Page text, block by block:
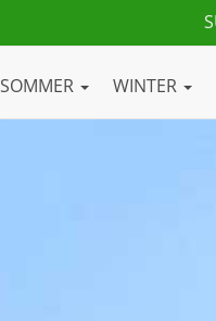
SOMMER WINTER